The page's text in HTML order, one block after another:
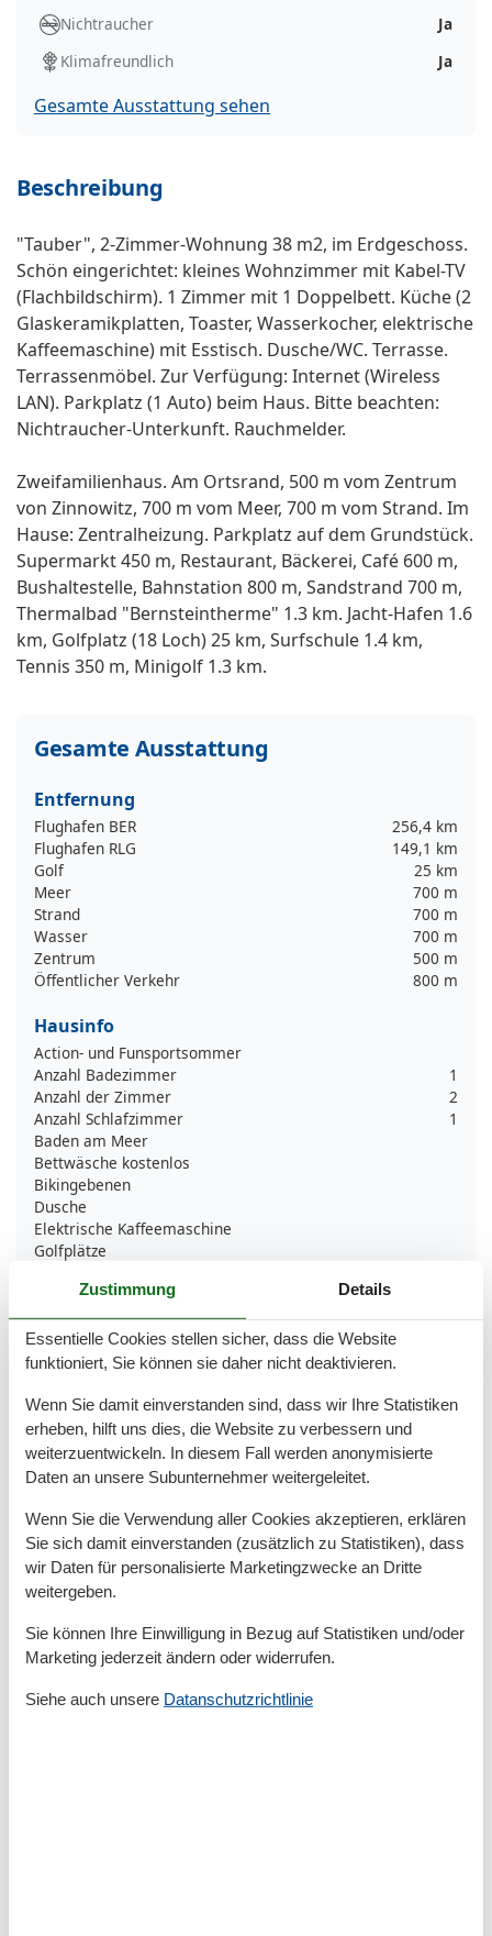
Nichtraucher
Ja
Klimafreundlich
Ja
Gesamte Ausstattung sehen
Beschreibung
"Tauber", 2-Zimmer-Wohnung 38 m2, im Erdgeschoss.
Schön eingerichtet: kleines Wohnzimmer mit Kabel-TV
(Flachbildschirm). 1 Zimmer mit 1 Doppelbett. Küche (2
Glaskeramikplatten, Toaster, Wasserkocher, elektrische
Kaffeemaschine) mit Esstisch. Dusche/WC. Terrasse.
Terrassenmöbel. Zur Verfügung: Internet (Wireless
LAN). Parkplatz (1 Auto) beim Haus. Bitte beachten:
Nichtraucher-Unterkunft. Rauchmelder.
Zweifamilienhaus. Am Ortsrand, 500 m vom Zentrum
von Zinnowitz, 700 m vom Meer, 700 m vom Strand. Im
Hause: Zentralheizung. Parkplatz auf dem Grundstück.
Supermarkt 450 m, Restaurant, Bäckerei, Café 600 m,
Bushaltestelle, Bahnstation 800 m, Sandstrand 700 m,
Thermalbad "Bernsteintherme" 1.3 km. Jacht-Hafen 1.6
km, Golfplatz (18 Loch) 25 km, Surfschule 1.4 km,
Tennis 350 m, Minigolf 1.3 km.
Gesamte Ausstattung
Entfernung
Flughafen BER
256,4 km
Flughafen RLG
149,1 km
Golf
25 km
Meer
700 m
Strand
700 m
Wasser
700 m
Zentrum
500 m
Öffentlicher Verkehr
800 m
Hausinfo
Action- und Funsportsommer
Anzahl Badezimmer
1
Anzahl der Zimmer
2
Anzahl Schlafzimmer
1
Baden am Meer
Bettwäsche kostenlos
Bikingebenen
Dusche
Elektrische Kaffeemaschine
Golfplätze
Handtücher kostenlos
Heizung
Herd
Insel
Kein Einweggeschirr
Keine Haustiere erlaubt
Kessel
Küche
LED-Lampen
Nachhaltig
Nichtraucher
Parken
Parkplatz privat kostenlos
Rauchmelder
Recyclingstation
Tennis
Terrasse
Zustimmung Details
Essentielle Cookies stellen sicher, dass die Website
funktioniert, Sie können sie daher nicht deaktivieren.
Wenn Sie damit einverstanden sind, dass wir Ihre Statistiken
erheben, hilft uns dies, die Website zu verbessern und
weiterzuentwickeln. In diesem Fall werden anonymisierte
Daten an unsere Subunternehmer weitergeleitet.
Wenn Sie die Verwendung aller Cookies akzeptieren, erklären
Sie sich damit einverstanden (zusätzlich zu Statistiken), dass
wir Daten für personalisierte Marketingzwecke an Dritte
weitergeben.
Sie können Ihre Einwilligung in Bezug auf Statistiken und/oder
Marketing jederzeit ändern oder widerrufen.
Siehe auch unsere Datanschutzrichtlinie